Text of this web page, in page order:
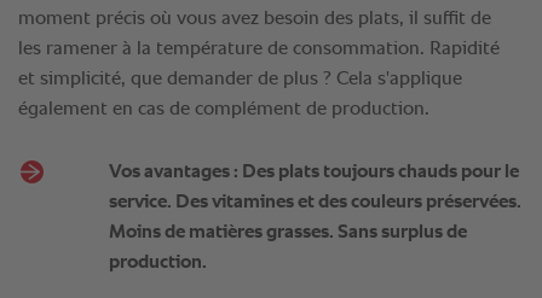
moment précis où vous avez besoin des plats, il suffit de
les ramener à la température de consommation. Rapidité
et simplicité, que demander de plus ? Cela s'applique
également en cas de complément de production.
Vos avantages : Des plats toujours chauds pour le
service. Des vitamines et des couleurs préservées.
Moins de matières grasses. Sans surplus de
production.